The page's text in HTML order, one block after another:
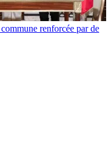
renforcée par de